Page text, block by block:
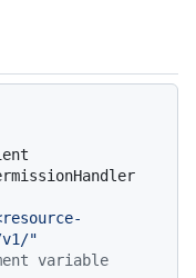
v1/"
variable